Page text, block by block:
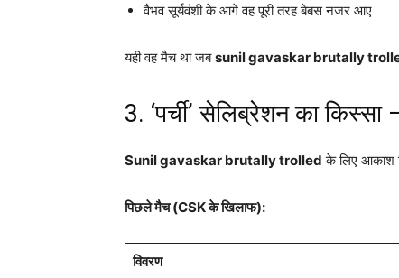
वैभव सूर्यवंशी के आगे वह पूरी तरह बेबस नजर आए
यही वह मैच था जबsunil gavaskar brutally
3. ‘पर्ची’ सेलिब्रेशन का
Sunil gavaskar brutally trolled के लिए आकाश
पिछले मैच (CSK के खिलाफ):
विवरण